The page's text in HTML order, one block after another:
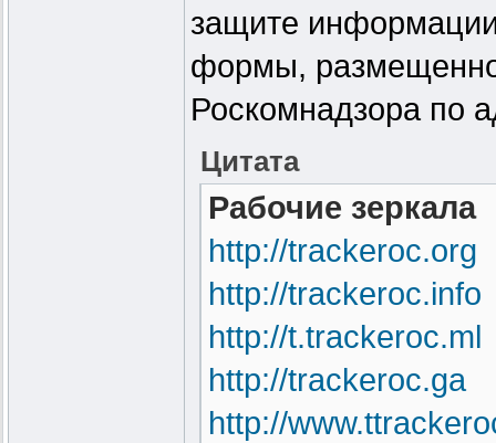
защите
формы,
Роскомнадзора по
Цитата
Рабочие зеркала
http://trackeroc.org
http://trackeroc.info
http://t.trackeroc.ml
http://trackeroc.ga
http://